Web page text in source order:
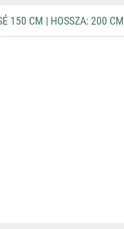
150 CM | HOSSZA: 200 CM